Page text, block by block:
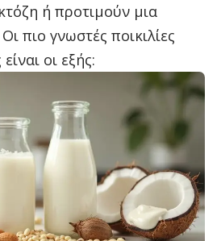
ή προτιμούν μια
πιο γνωστές ποικιλίες
οι εξής: